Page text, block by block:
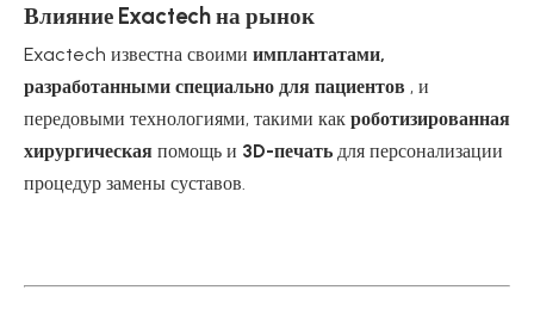
Влияние Exactech на рынок
Exactech известна своими имплантатами,
разработанными специально для пациентов , и
передовыми технологиями, такими как роботизированная
хирургическая помощь и 3D-печать для персонализации
процедур замены суставов.